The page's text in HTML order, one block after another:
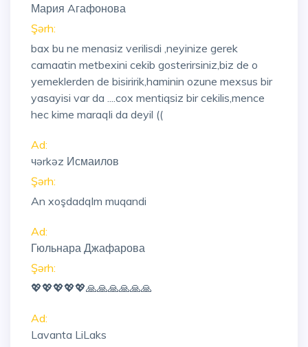
Мария Aгафонова
Şərh:
bax bu ne menasiz verilisdi ,neyinize gerek
camaatin metbexini cekib gosterirsiniz,biz de o
yemeklerden de bisiririk,haminin ozune mexsus bir
yasayisi var da ....cox mentiqsiz bir cekilis,mence
hec kime maraqli da deyil ((
Ad:
чərkəz Исмаилов
Şərh:
An xoşdadqlm muqandi
Ad:
Гюльнара Джафарова
Şərh:
💖💖💖💖💖🙏🙏🙏🙏🙏🙏
Ad:
Lavanta LiLaks